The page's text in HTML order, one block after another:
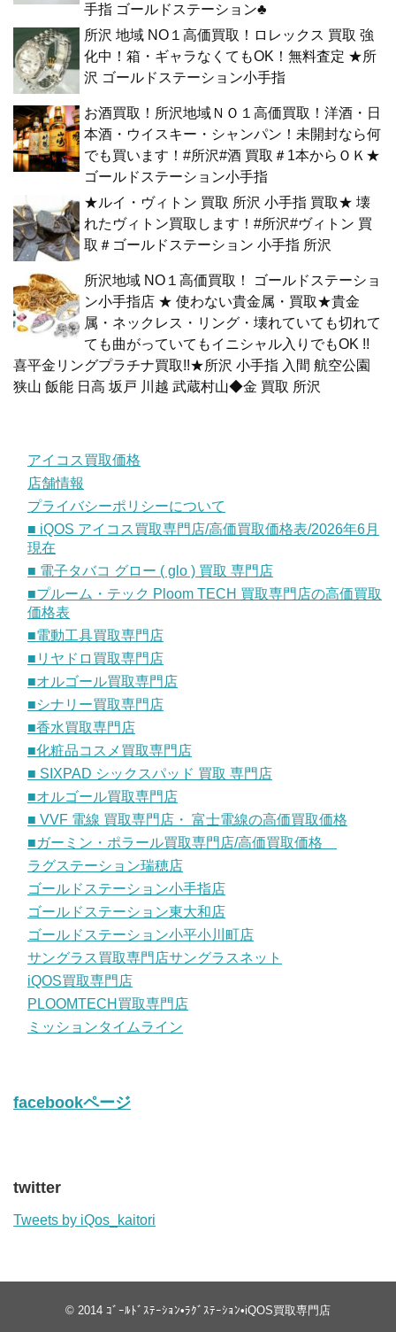
手指 ゴールドステーション♣
所沢 地域 NO１高価買取！ロレックス 買取 強
化中！箱・ギャラなくてもOK！無料査定 ★所
沢 ゴールドステーション小手指
お酒買取！所沢地域ＮＯ１高価買取！洋酒・日
本酒・ウイスキー・シャンパン！未開封なら何
でも買います！#所沢#酒 買取＃1本からＯＫ★
ゴールドステーション小手指
★ルイ・ヴィトン 買取 所沢 小手指 買取★ 壊
れたヴィトン買取します！#所沢#ヴィトン 買
取＃ゴールドステーション 小手指 所沢
所沢地域 NO１高価買取！ ゴールドステーショ
ン小手指店 ★ 使わない貴金属・買取★貴金
属・ネックレス・リング・壊れていても切れて
ても曲がっていてもイニシャル入りでもOK !!
喜平金リングプラチナ買取!!★所沢 小手指 入間 航空公園
狭山 飯能 日高 坂戸 川越 武蔵村山◆金 買取 所沢
アイコス買取価格
店舗情報
プライバシーポリシーについて
■ iQOS アイコス買取専門店/高価買取価格表/2026年6月
現在
■ 電子タバコ グロー ( glo ) 買取 専門店
■プルーム・テック Ploom TECH 買取専門店の高価買取
価格表
■電動工具買取専門店
■リヤドロ買取専門店
■オルゴール買取専門店
■シナリー買取専門店
■香水買取専門店
■化粧品コスメ買取専門店
■ SIXPAD シックスパッド 買取 専門店
■オルゴール買取専門店
■ VVF 電線 買取専門店・ 富士電線の高価買取価格
■ガーミン・ポラール買取専門店/高価買取価格
ラグステーション瑞穂店
ゴールドステーション小手指店
ゴールドステーション東大和店
ゴールドステーション小平小川町店
サングラス買取専門店サングラスネット
iQOS買取専門店
PLOOMTECH買取専門店
ミッションタイムライン
facebookページ
twitter
Tweets by iQos_kaitori
© 2014 ｺﾞｰﾙﾄﾞｽﾃｰｼｮﾝ•ﾗｸﾞｽﾃｰｼｮﾝ•iQOS買取専門店